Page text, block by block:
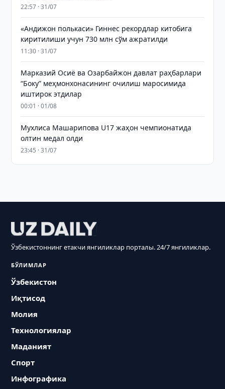
22:57 · 31/07
«Андижон полькаси» Гиннес рекордлар китобига
киритилиши учун 730 млн сўм ажратилди
11:30 · 31/07
Марказий Осиё ва Озарбайжон давлат раҳбарлари
“Боку” меҳмонхонасининг очилиш маросимида
иштирок этдилар
00:01 · 01/08
Мухлиса Машарипова U17 жаҳон чемпионатида
олтин медал олди
23:45 · 31/07
Ўзбекистоннинг етакчи янгиликлар порталы. 24/7 янгиликлар.
БЎЛИМЛАР
Ўзбекистон
Иқтисод
Молия
Технологиялар
Маданият
Спорт
Инфографика